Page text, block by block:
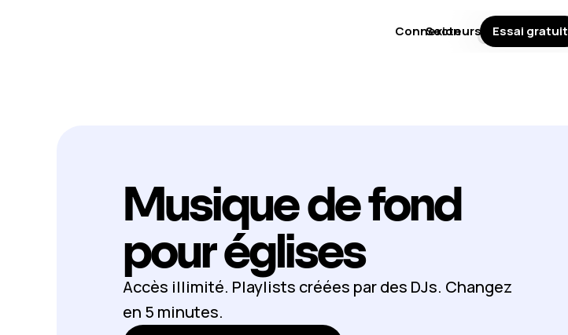
Musique de fond
pour églises
Accès illimité. Playlists créées par des DJs. Changez
en 5 minutes.
Secteurs Licences
Connexion Essai gratuit